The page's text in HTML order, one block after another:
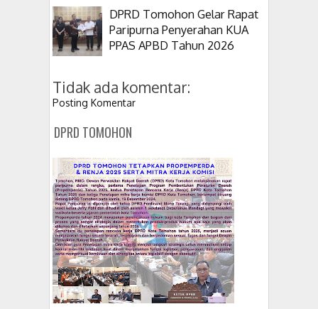
DPRD Tomohon Gelar Rapat
Paripurna Penyerahan KUA
PPAS APBD Tahun 2026
Tidak ada komentar:
Posting Komentar
DPRD TOMOHON